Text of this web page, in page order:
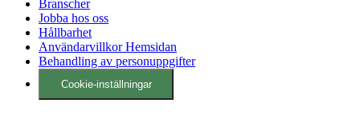
Branscher
Jobba hos oss
Hållbarhet
Användarvillkor Hemsidan
Behandling av personuppgifter
Cookie-inställningar